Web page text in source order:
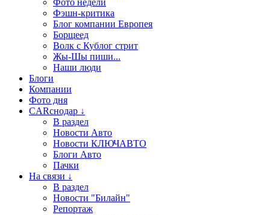
Фото недели
Фэшн-критика
Блог компании Европея
Борщеед
Волк с Кублог стрит
Жы-Шы пиши...
Наши люди
Блоги
Компании
Фото дня
CARснодар ↓
В раздел
Новости Авто
Новости КЛЮЧАВТО
Блоги Авто
Пачки
На связи ↓
В раздел
Новости "Билайн"
Репортаж